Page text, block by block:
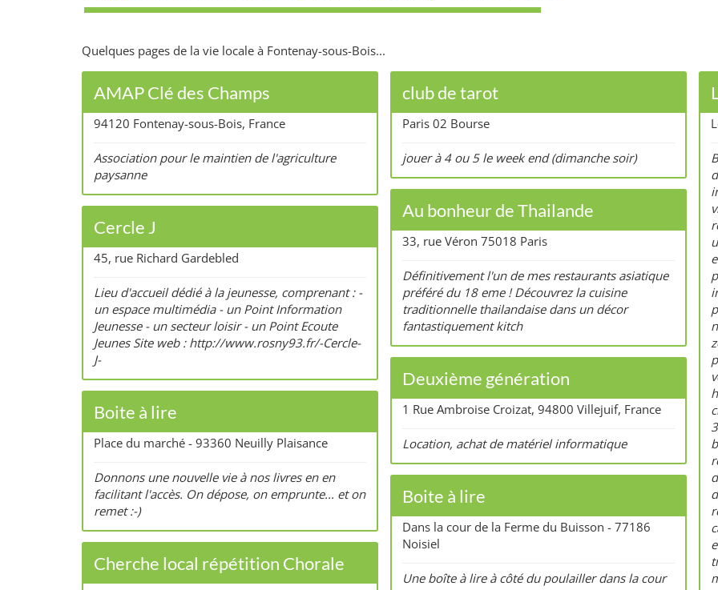
Quelques pages de la vie locale à Fontenay-sous-Bois...
AMAP Clé des Champs
94120 Fontenay-sous-Bois, France
Association pour le maintien de l'agriculture
paysanne
Cercle J
45, rue Richard Gardebled
Lieu d'accueil dédié à la jeunesse, comprenant : -
un espace multimédia - un Point Information
Jeunesse - un secteur loisir - un Point Ecoute
Jeunes Site web : http://www.rosny93.fr/-Cercle-
J-
Boite à lire
Place du marché - 93360 Neuilly Plaisance
Donnons une nouvelle vie à nos livres en en
facilitant l'accès. On dépose, on emprunte... et on
remet :-)
Cherche local répétition Chorale
club de tarot
Paris 02 Bourse
jouer à 4 ou 5 le week end (dimanche soir)
Au bonheur de Thailande
33, rue Véron 75018 Paris
Définitivement l'un de mes restaurants asiatique
préféré du 18 eme ! Découvrez la cuisine
traditionnelle thailandaise dans un décor
fantastiquement kitch
Deuxième génération
1 Rue Ambroise Croizat, 94800 Villejuif, France
Location, achat de matériel informatique
Boite à lire
Dans la cour de la Ferme du Buisson - 77186
Noisiel
Une boîte à lire à côté du poulailler dans la cour